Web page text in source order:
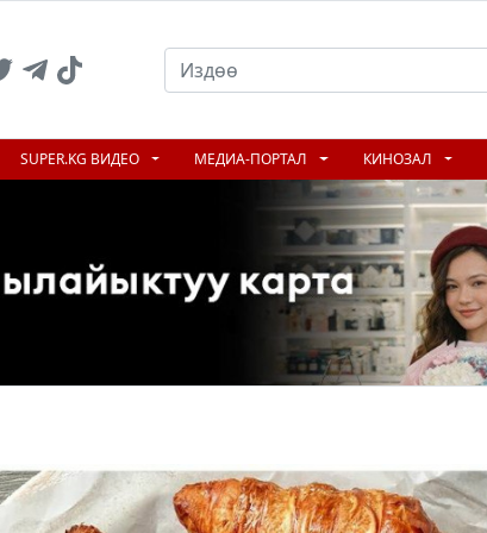
SUPER.KG ВИДЕО МЕДИА-ПОРТАЛ КИНОЗАЛ